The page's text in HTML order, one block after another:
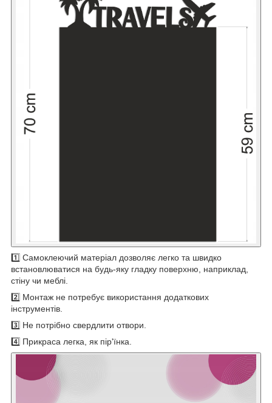
1️⃣ Самоклеючий матеріал дозволяє легко та швидко
встановлюватися на будь-яку гладку поверхню, наприклад,
стіну чи меблі.
2️⃣ Монтаж не потребує використання додаткових
інструментів.
3️⃣ Не потрібно свердлити отвори.
4️⃣ Прикраса легка, як пір'їнка.